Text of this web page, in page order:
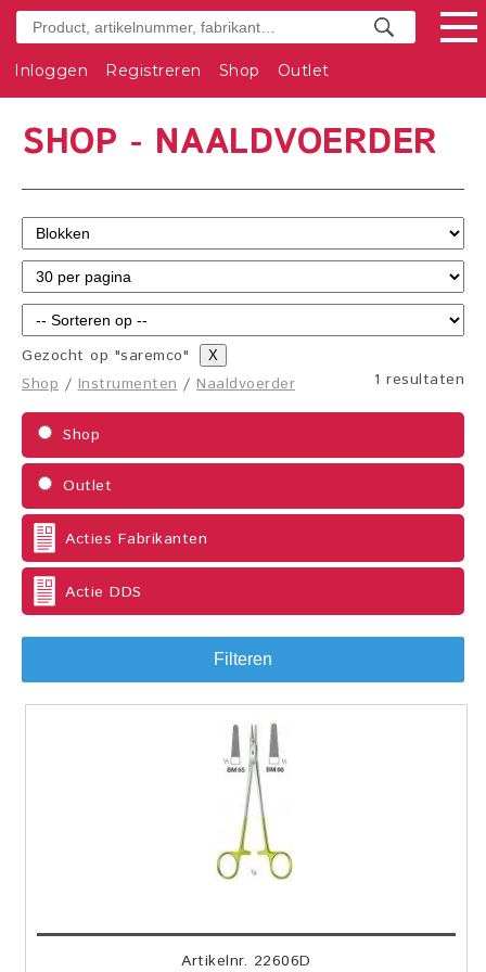
Inloggen Registreren Shop Outlet
SHOP - NAALDVOERDER
Gezocht op "saremco" X
1 resultaten
Shop /Instrumenten/ Naaldvoerder
Shop
Outlet
Acties Fabrikanten
Actie DDS
Filteren
Artikelnr. 22606D